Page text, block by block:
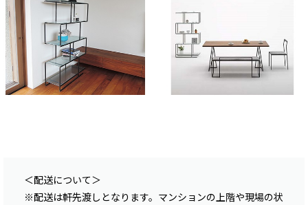
＜配送について＞
※配送は軒先渡しとなります。マンションの上階や現場の状